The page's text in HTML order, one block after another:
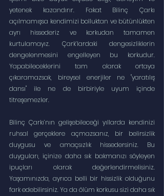
yetenek kazandırır. Fakat Bilinç Çarkı
açılmamışsa kendimizi bolluktan ve bütünlükten
ayrı hissederiz ve korkudan tamamen
kurtulamayız. Çark’lardaki dengesizliklerin
dengelenmesini engelleyen bu korkudur.
Yapabileceklerini tam olarak ortaya
çıkaramazsak, bireysel enerjiler ne "yaratılış
dansı" ile ne de birbiriyle uyum içinde
titreşemezler.
Bilinç Çarkı’nın gelişebileceği yıllarda kendinizi
ruhsal gerçeklere açmazsanız, bir belirsizlik
duygusu ve amaçsızlık hissedersiniz. Bu
duyguları, içinize daha sık bakmanızı söyleyen
ipuçları olarak değerlendirmelisiniz.
Yaşamınızda, ayrıca belli bir hissizlik olduğunu
fark edebilirsiniz. Ya da ölüm korkusu sizi daha sık